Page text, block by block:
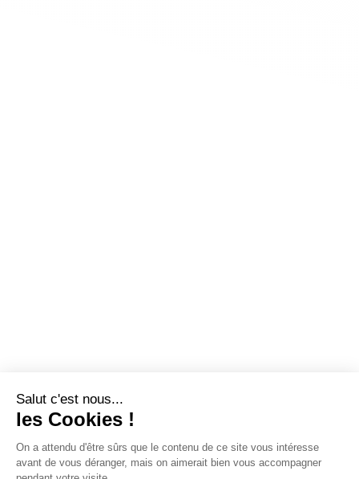
Salut c'est nous...
les Cookies !
On a attendu d'être sûrs que le contenu de ce site vous intéresse
avant de vous déranger, mais on aimerait bien vous accompagner